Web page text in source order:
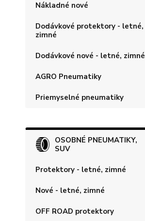
Nákladné nové
Dodávkové protektory - letné,
zimné
Dodávkové nové - letné, zimné
AGRO Pneumatiky
Priemyselné pneumatiky
OSOBNÉ PNEUMATIKY,
SUV
Protektory - letné, zimné
Nové - letné, zimné
OFF ROAD protektory